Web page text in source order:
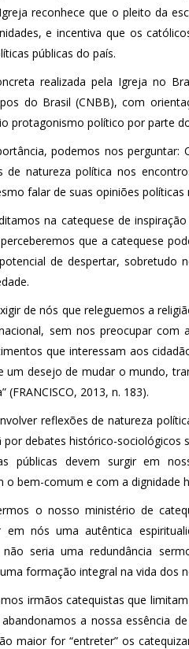
reconhece que o pleito da
e incentiva que os
públicas do país.
realizada pela Igreja no
do Brasil (CNBB), com
protagonismo político por parte
podemos nos perguntar:
de natureza política nos
falar de suas opiniões
na catequese de
que a catequese
de despertar, sobretudo
de nós que releguemos a
sem nos preocupar com
que interessam aos
um desejo de mudar o mundo,
(FRANCISCO, 2013, n. 183).
reflexões de natureza
por debates histórico-
públicas devem surgir em
o bem-comum e com a dignidade
o nosso ministério de
em nós uma autêntica
seria uma redundância
formação integral na vida dos
irmãos catequistas que
a nossa essência
maior for “entreter” os